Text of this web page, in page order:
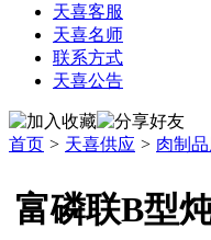
天喜客服
天喜名师
联系方式
天喜公告
首页 > 天喜供应 > 肉制
富磷联B型